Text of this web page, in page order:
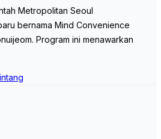
Metropolitan Seoul
bernama Mind Convenience
Program ini menawarkan